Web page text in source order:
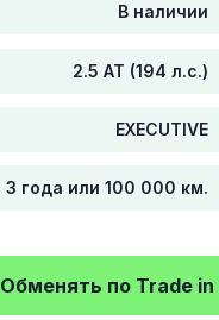
В наличии
2.5 AT (194 л.с.)
EXECUTIVE
3 года или 100 000 км.
Обменять по Trade in